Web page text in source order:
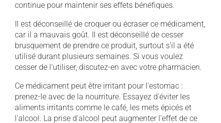
continue pour maintenir ses effets bénéfiques.
Il est déconseillé de croquer ou écraser ce médicament,
car il a mauvais goût. Il est déconseillé de cesser
brusquement de prendre ce produit, surtout s'il a été
utilisé durant plusieurs semaines. Si vous voulez
cesser de l'utiliser, discutez-en avec votre pharmacien.
Ce médicament peut être irritant pour l'estomac :
prenez-le avec de la nourriture. Essayez d'éviter les
aliments irritants comme le café, les mets épicés et
l'alcool. La prise d'alcool peut augmenter l'effet de ce